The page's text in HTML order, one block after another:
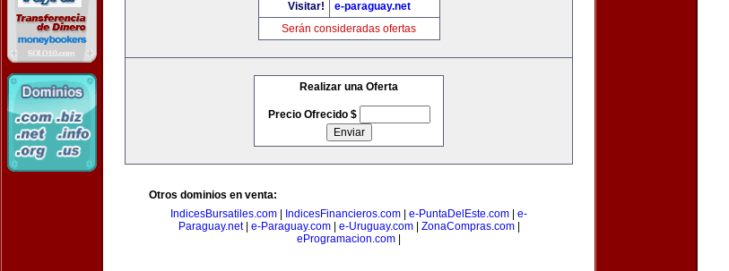
Visitar!
e-paraguay.net
Serán consideradas ofertas
Realizar una Oferta
Precio Ofrecido $
Otros dominios en venta:
IndicesBursatiles.com
IndicesFinancieros.com e-PuntaDelEste.com
e-
Paraguay.net| e-Paraguay.com| e-Uruguay.com| ZonaCompras.com|
eProgramacion.com